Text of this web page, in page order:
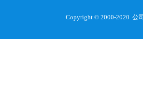
Copyright © 2000-2020 公